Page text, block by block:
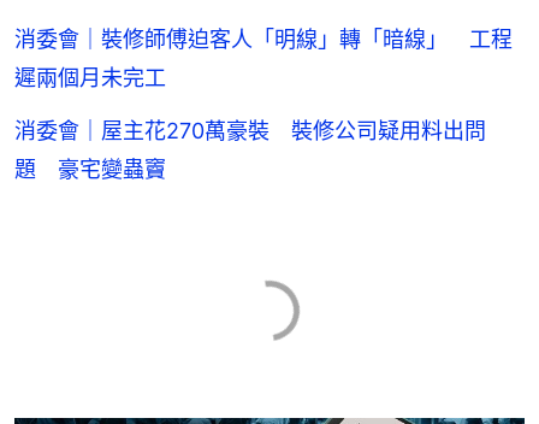
消委會｜裝修師傅迫客人「明線」轉「暗線」 工程
遲兩個月未完工
消委會｜屋主花270萬豪裝 裝修公司疑用料出問
題 豪宅變蟲竇